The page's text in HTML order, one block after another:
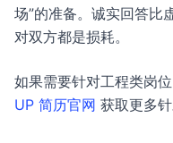
场”的准备。诚实回答比
对双方都是损耗。
如果需要针对工程类岗
UP 简历官网 获取更多针